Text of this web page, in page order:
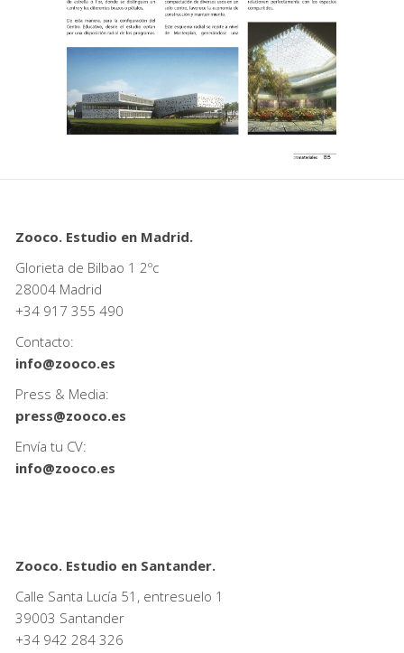
Zooco. Estudio en Madrid.
Glorieta de Bilbao 1 2ºc
28004 Madrid
+34 917 355 490
Contacto:
info@zooco.es
Press & Media:
press@zooco.es
Envía tu CV:
info@zooco.es
Zooco. Estudio en Santander.
Calle Santa Lucía 51, entresuelo 1
39003 Santander
+34 942 284 326